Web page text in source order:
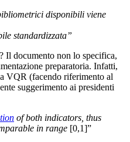
disponibili viene
standardizzata”
Il documento non lo specifica,
preparatoria. Infatti,
VQR (facendo riferimento al
suggerimento ai presidenti
of both indicators, thus
in range [0,1]”